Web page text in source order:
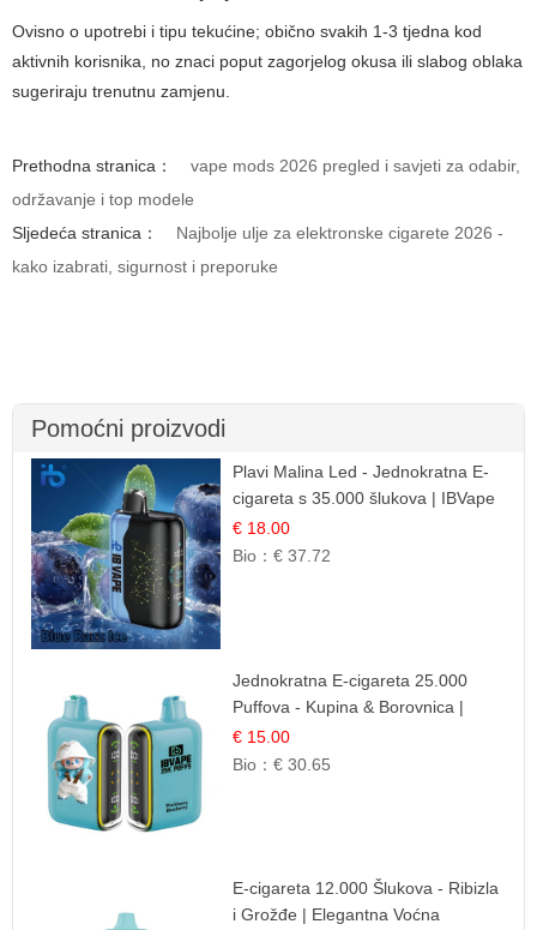
Ovisno o upotrebi i tipu tekućine; obično svakih 1-3 tjedna kod
aktivnih korisnika, no znaci poput zagorjelog okusa ili slabog oblaka
sugeriraju trenutnu zamjenu.
Prethodna stranica：
vape mods 2026 pregled i savjeti za odabir,
održavanje i top modele
Sljedeća stranica：
Najbolje ulje za elektronske cigarete 2026 -
kako izabrati, sigurnost i preporuke
Pomoćni proizvodi
Plavi Malina Led - Jednokratna E-
cigareta s 35.000 šlukova | IBVape
€ 18.00
Bio：€ 37.72
Jednokratna E-cigareta 25.000
Puffova - Kupina & Borovnica |
Šumska Voćna Mješavina
€ 15.00
Bio：€ 30.65
E-cigareta 12.000 Šlukova - Ribizla
i Grožđe | Elegantna Voćna